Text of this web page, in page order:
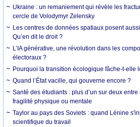
Ukraine : un remaniement qui révèle les
cercle de Volodymyr Zelensky
Les centres de données spatiaux posent
Qu’en dit le droit ?
L’IA générative, une révolution dans les
électoraux ?
Pourquoi la transition écologique fâche-t-elle
Quand l’État vacille, qui gouverne encore ?
Santé des étudiants : plus d’un sur deux entre
fragilité physique ou mentale
Taylor au pays des Soviets : quand Lénine
scientifique du travail